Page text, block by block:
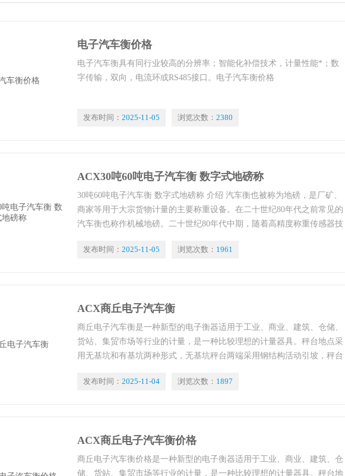
电子汽车衡价格
电子汽车衡具有同行业较高的分辨率；智能化补偿技术，计量性能*；数
字传输，双向，电流环或RS485接口。电子汽车衡价格
发布时间： 2025-11-05 浏览次数： 2380
ACX30吨60吨电子汽车衡 数字式地磅称
30吨60吨电子汽车衡 数字式地磅称 介绍 汽车衡也被称为地磅，是厂矿、
商家等用于大宗货物计量的主要称重设备。在二十世纪80年代之前常见的
汽车衡也称作机械地磅。二十世纪80年代中期，随着高精度称重传感器技
车衡所取代。
发布时间： 2025-11-05 浏览次数： 1961
ACX商丘电子汽车衡
商丘电子汽车衡是一种新型的电子衡器适用于工业、商业、建筑、仓储、
货站、集贸市场等行业的计量，是一种比较理想的计量器具。秤台地点采
用无基坑和有基坑两种形式，无基坑秤台两端采用钢结构活动引坡，秤台
台一次安装就位；有基坑采用混凝土浇铸。
发布时间： 2025-11-04 浏览次数： 1897
ACX商丘电子汽车衡价格
商丘电子汽车衡价格是一种新型的电子衡器适用于工业、商业、建筑、仓
储、货站、集贸市场等行业的计量，是一种比较理想的计量器具。秤台地